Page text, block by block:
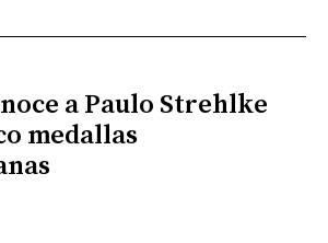
a Paulo Strehlke
medallas